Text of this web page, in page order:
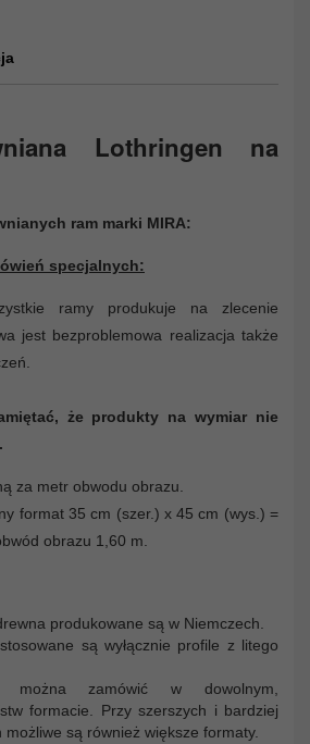
Lothringen na
ram marki MIRA:
specjalnych:
ramy produkuje na zlecenie
jest bezproblemowa realizacja także
że produkty na wymiar nie
za metr obwodu obrazu.
format 35 cm (szer.) x 45 cm (wys.) =
obrazu 1,60 m.
produkowane są w Niemczech.
są wyłącznie profile z litego
można zamówić w dowolnym,
formacie. Przy szerszych i bardziej
są również większe formaty.